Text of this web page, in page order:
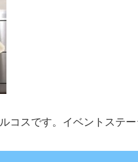
コスです。イベントステー